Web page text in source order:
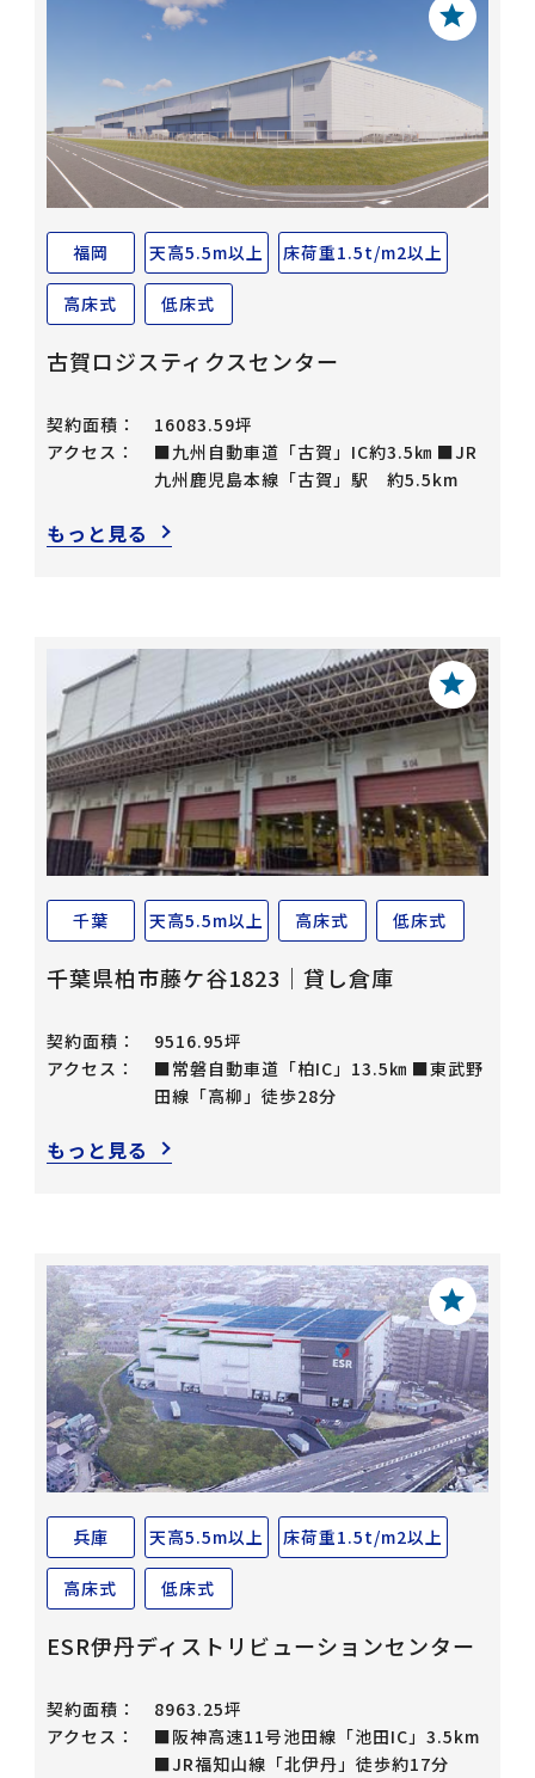
福岡 天高5.5m以上 床荷重1.5t/m2以上
高床式 低床式
古賀ロジスティクスセンター
契約面積：
16083.59坪
アクセス：
■九州自動車道「古賀」IC約3.5㎞ ■JR
九州鹿児島本線「古賀」駅 約5.5km
もっと見る
千葉 天高5.5m以上 高床式 低床式
千葉県柏市藤ケ谷1823｜貸し倉庫
契約面積：
9516.95坪
アクセス：
■常磐自動車道「柏IC」13.5㎞ ■東武野
田線「高柳」徒歩28分
もっと見る
兵庫 天高5.5m以上 床荷重1.5t/m2以上
高床式 低床式
ESR伊丹ディストリビューションセンター
契約面積：
8963.25坪
アクセス：
■阪神高速11号池田線「池田IC」3.5km
■JR福知山線「北伊丹」徒歩約17分